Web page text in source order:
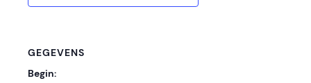
GEGEVENS
Begin: